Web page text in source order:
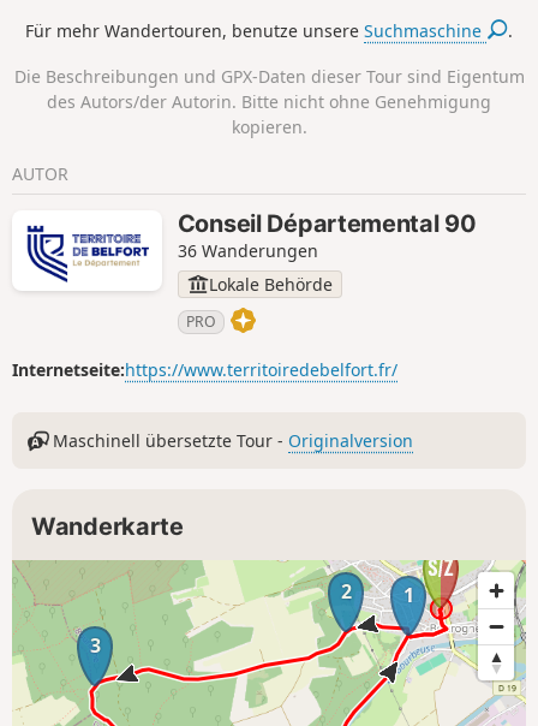
Für mehr Wandertouren, benutze unsereSuchmaschine .
Die Beschreibungen und GPX-Daten dieser Tour sind Eigentum
des Autors/der Autorin. Bitte nicht ohne Genehmigung
kopieren.
AUTOR
Conseil Départemental 90
36 Wanderungen
Lokale Behörde
PRO
Internetseite:https://www.territoiredebelfort.fr/
Maschinell übersetzte Tour - Originalversion
Wanderkarte
1
2
3